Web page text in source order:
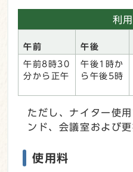
利
午前 午後
午前8時30
分から正午
午後1時か
ら午後5時
ただし、ナイター使
ンド、会議室および更
使用料